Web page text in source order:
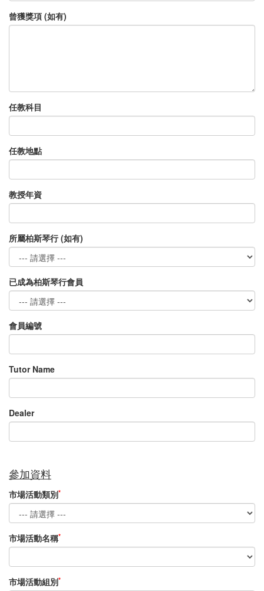
曾獲獎項 (如有)
任教科目
任教地點
教授年資
所屬柏斯琴行 (如有)
已成為柏斯琴行會員
會員編號
Tutor Name
Dealer
參加資料
市場活動類別*
市場活動名稱*
市場活動組別*